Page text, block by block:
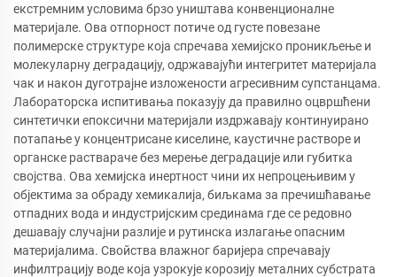
екстремним условима брзо уништава конвенционалне
материјале. Ова отпорност потиче од густе повезане
полимерске структуре која спречава хемијско проникљење и
молекуларну деградацију, одржавајући интегритет материјала
чак и након дуготрајне изложености агресивним супстанцама.
Лабораторска испитивања показују да правилно оцвршћени
синтетички епоксични материјали издржавају континуирано
потапање у концентрисане киселине, каустичне растворе и
органске раствараче без мерење деградације или губитка
својства. Ова хемијска инертност чини их непроцењивим у
објектима за обраду хемикалија, биљкама за пречишћавање
отпадних вода и индустријским срединама где се редовно
дешавају случајни разлије и рутинска излагање опасним
материјалима. Свойства влажног баријера спречавају
инфилтрацију воде која узрокује корозију металних субстрата